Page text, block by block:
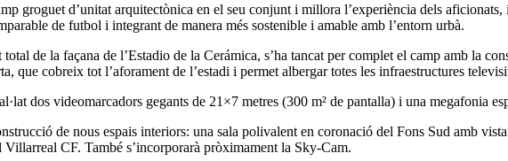
groguet d’unitat arquitectònica en el seu conjunt i millora l’experiència dels
de futbol i integrant de manera més sostenible i amable amb l’entorn urbà.
de la façana de l’Estadio de la Cerámica, s’ha tancat per complet el camp amb la
que cobreix tot l’aforament de l’estadi i permet albergar totes les infraestructures
dos videomarcadors gegants de 21×7 metres (300 m² de pantalla) i una megafonia
de nous espais interiors: una sala polivalent en coronació del Fons Sud amb
CF. També s’incorporarà pròximament la Sky-Cam.